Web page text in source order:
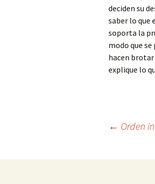
deciden su
saber lo que
soporta la
modo que
hacen brotar
explique lo
Navegación
de
← Orden